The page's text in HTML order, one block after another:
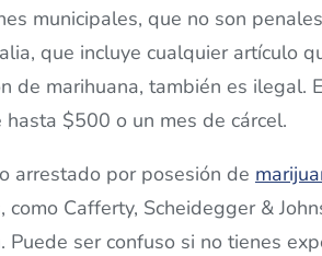
municipales, que no son
que incluye cualquier artículo
de marihuana, también es
hasta $500 o un mes de cárcel.
arrestado por posesión de
como Cafferty, Scheidegger &
Puede ser confuso si no tienes